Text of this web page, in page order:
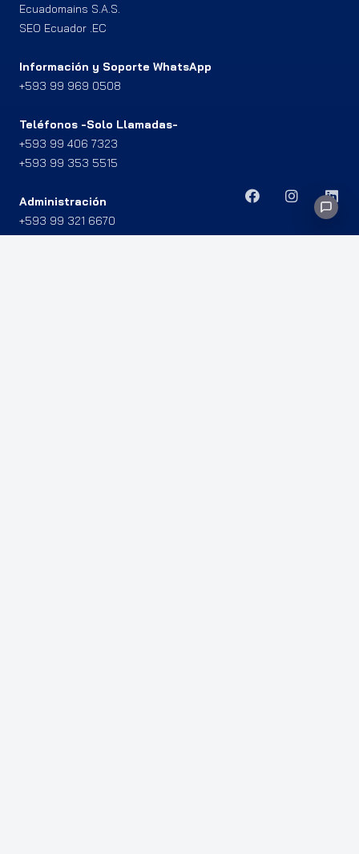
Ecuadomains S.A.S.
SEO Ecuador .EC
Información y Soporte WhatsApp
+593 99 969 0508
Teléfonos -Solo Llamadas-
+593 99 406 7323
+593 99 353 5515
Administración
+593 99 321 6670
+593 98 974 5947